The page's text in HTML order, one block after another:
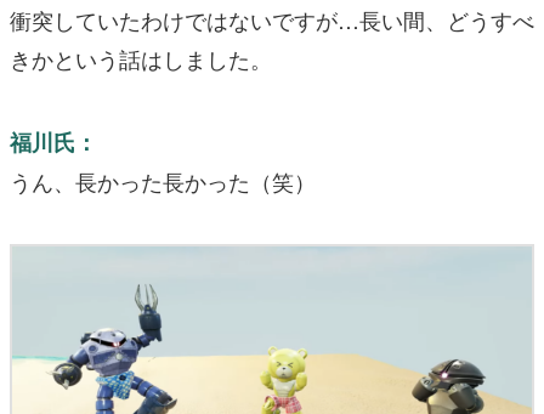
衝突していたわけではないですが…長い間、どうすべ
きかという話はしました。
福川氏：
うん、長かった長かった（笑）